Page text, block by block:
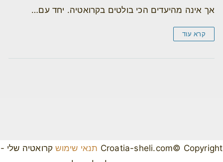
אך אינה מהיעדים הכי בולטים בקרואטיה. יחד עם…
קרא עוד
Croatia-sheli.com© Copyright תנאי שימוש קרואטיה שלי -